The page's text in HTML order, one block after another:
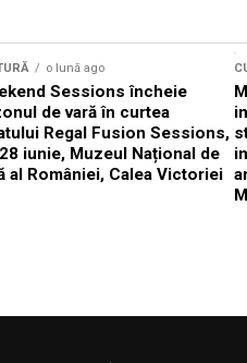
o lună ago
Sessions încheie
de vară în curtea
Regal Fusion Sessions,
iunie, Muzeul Național de
al României, Calea Victoriei